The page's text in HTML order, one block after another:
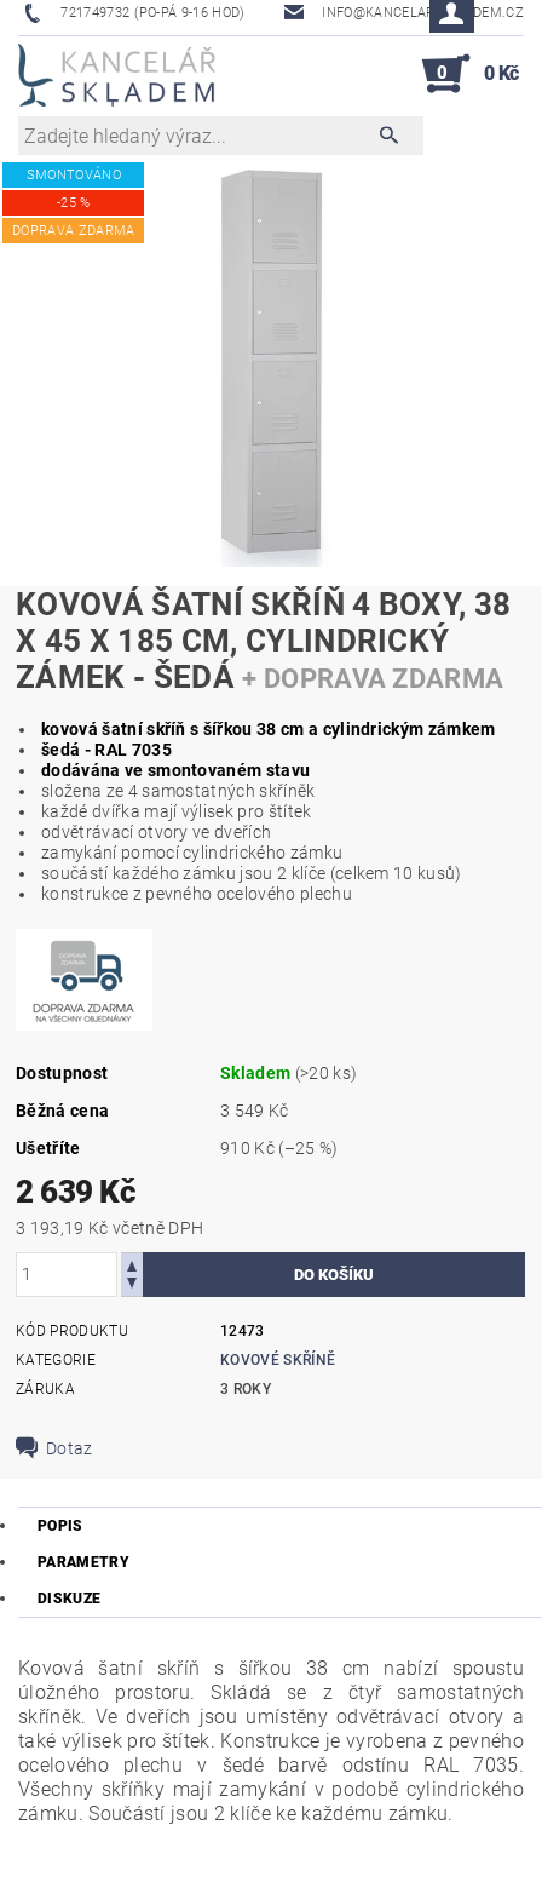
721749732 (PO-PÁ 9-16 HOD) INFO@KANCELAR-SKLADEM.CZ
0 0 Kč
SMONTOVÁNO
-25 %
DOPRAVA ZDARMA
KOVOVÁ ŠATNÍ SKŘÍŇ 4 BOXY, 38
X 45 X 185 CM, CYLINDRICKÝ
ZÁMEK - ŠEDÁ+ DOPRAVA ZDARMA
kovová šatní skříň s šířkou 38 cm a cylindrickým zámkem
šedá - RAL 7035
dodávána ve smontovaném stavu
složena ze 4 samostatných skříněk
každé dvířka mají výlisek pro štítek
odvětrávací otvory ve dveřích
zamykání pomocí cylindrického zámku
součástí každého zámku jsou 2 klíče (celkem 10 kusů)
konstrukce z pevného ocelového plechu
Dostupnost Skladem (>20 ks)
Běžná cena
3 549 Kč
Ušetříte
910 Kč (–25 %)
2 639 Kč
3 193,19 Kč včetně DPH
KÓD PRODUKTU
12473
KATEGORIE
KOVOVÉ SKŘÍNĚ
ZÁRUKA
3 ROKY
Dotaz
POPIS
PARAMETRY
DISKUZE
Kovová šatní skříň s šířkou 38 cm nabízí spoustu
úložného prostoru. Skládá se z čtyř samostatných
skříněk. Ve dveřích jsou umístěny odvětrávací otvory a
také výlisek pro štítek. Konstrukce je vyrobena z pevného
ocelového plechu v šedé barvě odstínu RAL 7035.
Všechny skříňky mají zamykání v podobě cylindrického
zámku. Součástí jsou 2 klíče ke každému zámku.